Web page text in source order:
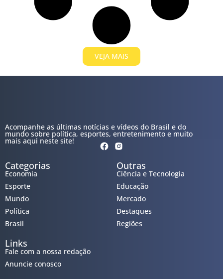
VEJA MAIS
Acompanhe as últimas notícias e vídeos do Brasil e do
mundo sobre política, esportes, entretenimento e muito
mais aqui neste site!
Categorias
Economia
Esporte
Mundo
Política
Brasil
Outras
Ciência e Tecnologia
Educação
Mercado
Destaques
Regiões
Links
Fale com a nossa redação
Anuncie conosco